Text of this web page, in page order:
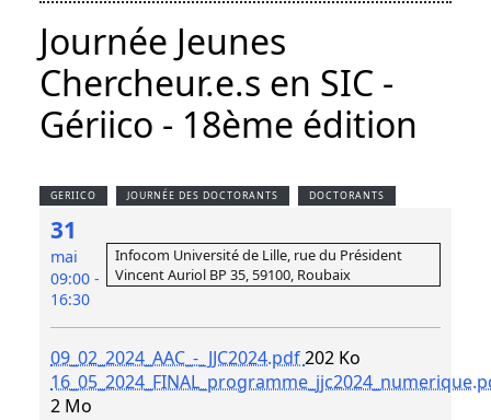
Journée Jeunes
Chercheur.e.s en SIC -
Gériico - 18ème édition
GERIICO JOURNÉE DES DOCTORANTS DOCTORANTS
31
mai
09:00 -
16:30
Infocom Université de Lille, rue du Président
Vincent Auriol BP 35, 59100, Roubaix
09_02_2024_AAC_-_JJC2024.pdf202 Ko
2 Mo